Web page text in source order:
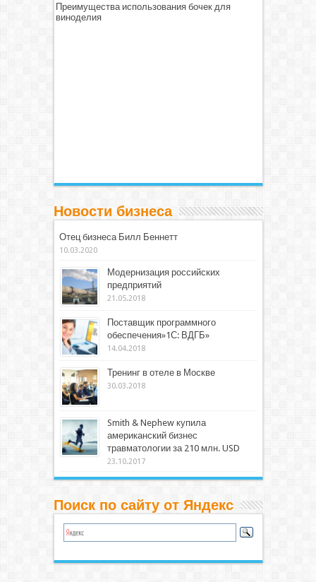
Преимущества использования бочек для
виноделия
Новости бизнеса
Отец бизнеса Билл Беннетт
10.03.2020
Модернизация российских
предприятий
21.05.2018
Поставщик программного
обеспечения»1С: ВДГБ»
14.04.2018
Тренинг в отеле в Москве
30.03.2018
Smith & Nephew купила
американский бизнес
травматологии за 210 млн. USD
23.10.2017
Поиск по сайту от Яндекс